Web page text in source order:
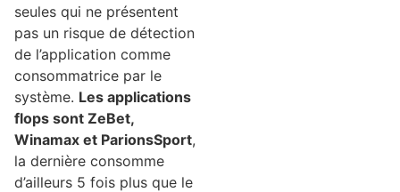
seules qui ne présentent
pas un risque de détection
de l’application comme
consommatrice par le
système. Les applications
flops sont ZeBet,
Winamax et ParionsSport,
la dernière consomme
d’ailleurs 5 fois plus que le